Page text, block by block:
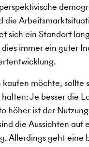
die
sich ein Standort
immer ein guter
möchte, sollte
Je besser die
höher ist der
die Aussichten auf
Allerdings geht eine